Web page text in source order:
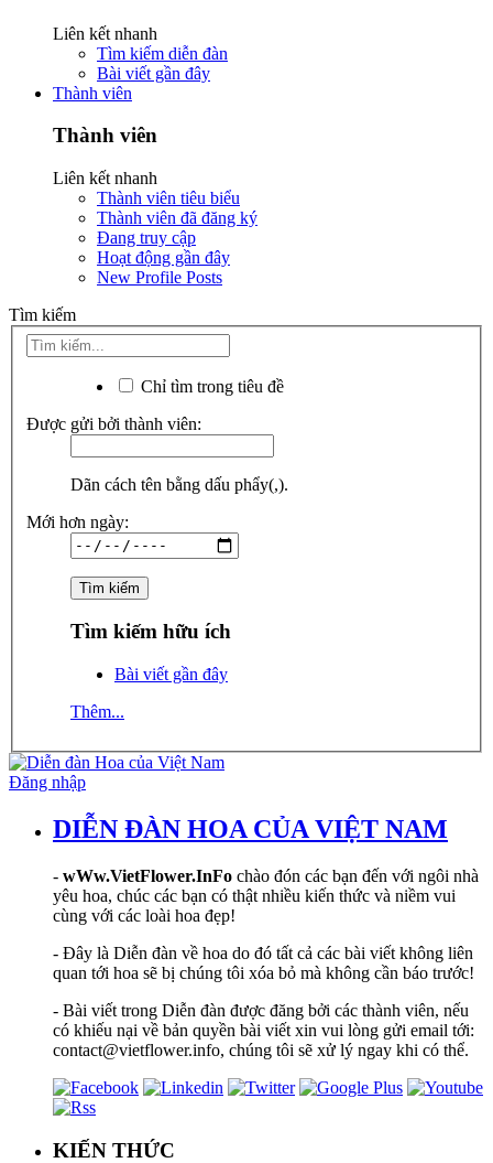
Liên kết nhanh
Tìm kiếm diễn đàn
Bài viết gần đây
Thành viên
Thành viên
Liên kết nhanh
Thành viên tiêu biểu
Thành viên đã đăng ký
Đang truy cập
Hoạt động gần đây
New Profile Posts
Tìm kiếm
Chỉ tìm trong tiêu đề
Được gửi bởi thành viên:
Dãn cách tên bằng dấu phẩy(,).
Mới hơn ngày:
Tìm kiếm hữu ích
Bài viết gần đây
Thêm...
Đăng nhập
DIỄN ĐÀN HOA CỦA VIỆT NAM
- wWw.VietFlower.InFo chào đón các bạn đến với ngôi nhà
yêu hoa, chúc các bạn có thật nhiều kiến thức và niềm vui
cùng với các loài hoa đẹp!
- Đây là Diễn đàn về hoa do đó tất cả các bài viết không liên
quan tới hoa sẽ bị chúng tôi xóa bỏ mà không cần báo trước!
- Bài viết trong Diễn đàn được đăng bởi các thành viên, nếu
có khiếu nại về bản quyền bài viết xin vui lòng gửi email tới:
contact@vietflower.info, chúng tôi sẽ xử lý ngay khi có thể.
KIẾN THỨC